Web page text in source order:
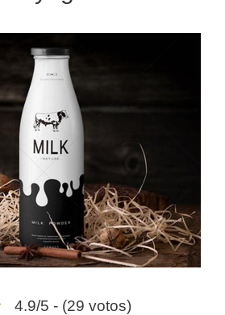
4.9/5 - (29 votos)